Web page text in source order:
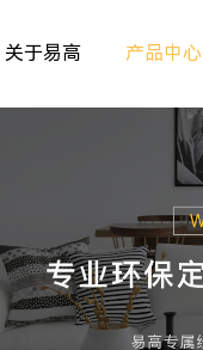
关于易高
>
专卖形象 >
产品中心
室内非
儿童房
厨房空
餐厅空
客厅空